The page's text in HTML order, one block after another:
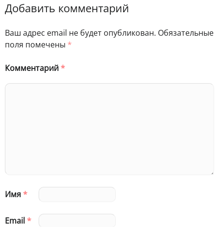
Добавить комментарий
Ваш адрес email не будет опубликован. Обязательные
поля помечены *
Комментарий*
Имя*
Email*